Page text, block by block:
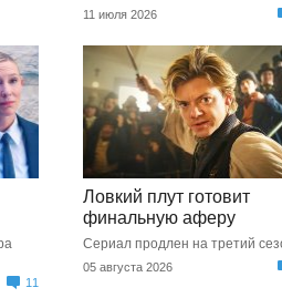
11 июля 2026
11
Ловкий плут готовит
финальную аферу
Сериал продлен на третий
05 августа 2026